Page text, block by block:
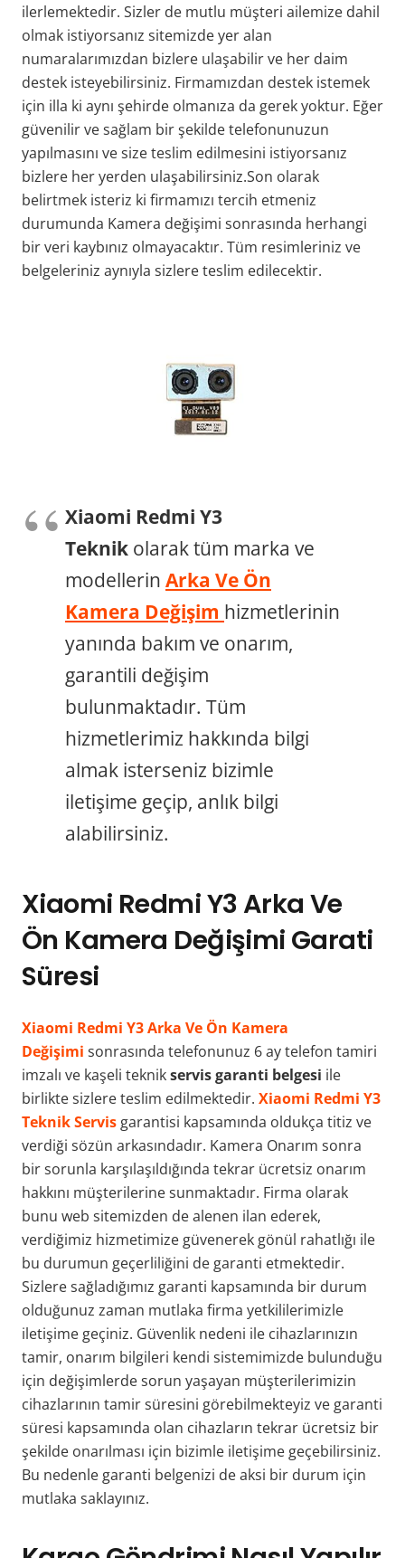
ilerlemektedir. Sizler de mutlu müşteri ailemize dahil
olmak istiyorsanız sitemizde yer alan
numaralarımızdan bizlere ulaşabilir ve her daim
destek isteyebilirsiniz. Firmamızdan destek istemek
için illa ki aynı şehirde olmanıza da gerek yoktur. Eğer
güvenilir ve sağlam bir şekilde telefonunuzun
yapılmasını ve size teslim edilmesini istiyorsanız
bizlere her yerden ulaşabilirsiniz.Son olarak
belirtmek isteriz ki firmamızı tercih etmeniz
durumunda Kamera değişimi sonrasında herhangi
bir veri kaybınız olmayacaktır. Tüm resimleriniz ve
belgeleriniz aynıyla sizlere teslim edilecektir.
Xiaomi Redmi Y3
Teknik olarak tüm marka ve
modellerin Arka Ve Ön
Kamera Değişim hizmetlerinin
yanında bakım ve onarım,
garantili değişim
bulunmaktadır. Tüm
hizmetlerimiz hakkında bilgi
almak isterseniz bizimle
iletişime geçip, anlık bilgi
alabilirsiniz.
Xiaomi Redmi Y3 Arka Ve
Ön Kamera Değişimi Garati
Süresi
Xiaomi Redmi Y3 Arka Ve Ön Kamera
Değişimi sonrasında telefonunuz 6 ay telefon tamiri
imzalı ve kaşeli teknikservis garanti belgesi ile
birlikte sizlere teslim edilmektedir. Xiaomi Redmi Y3
Teknik Servis garantisi kapsamında oldukça titiz ve
verdiği sözün arkasındadır. Kamera Onarım sonra
bir sorunla karşılaşıldığında tekrar ücretsiz onarım
hakkını müşterilerine sunmaktadır. Firma olarak
bunu web sitemizden de alenen ilan ederek,
verdiğimiz hizmetimize güvenerek gönül rahatlığı ile
bu durumun geçerliliğini de garanti etmektedir.
Sizlere sağladığımız garanti kapsamında bir durum
olduğunuz zaman mutlaka firma yetkililerimizle
iletişime geçiniz. Güvenlik nedeni ile cihazlarınızın
tamir, onarım bilgileri kendi sistemimizde bulunduğu
için değişimlerde sorun yaşayan müşterilerimizin
cihazlarının tamir süresini görebilmekteyiz ve garanti
süresi kapsamında olan cihazların tekrar ücretsiz bir
şekilde onarılması için bizimle iletişime geçebilirsiniz.
Bu nedenle garanti belgenizi de aksi bir durum için
mutlaka saklayınız.